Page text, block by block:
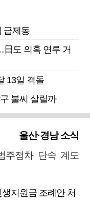
급제동
日도 의혹 연루 거
13일 격돌
불씨 살릴까
울산·경남 소식
주정차 단속 계도
지원금 조례안 처